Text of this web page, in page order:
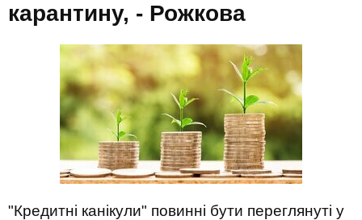
карантину, - Рожкова
"Кредитні канікули" повинні бути переглянуті у